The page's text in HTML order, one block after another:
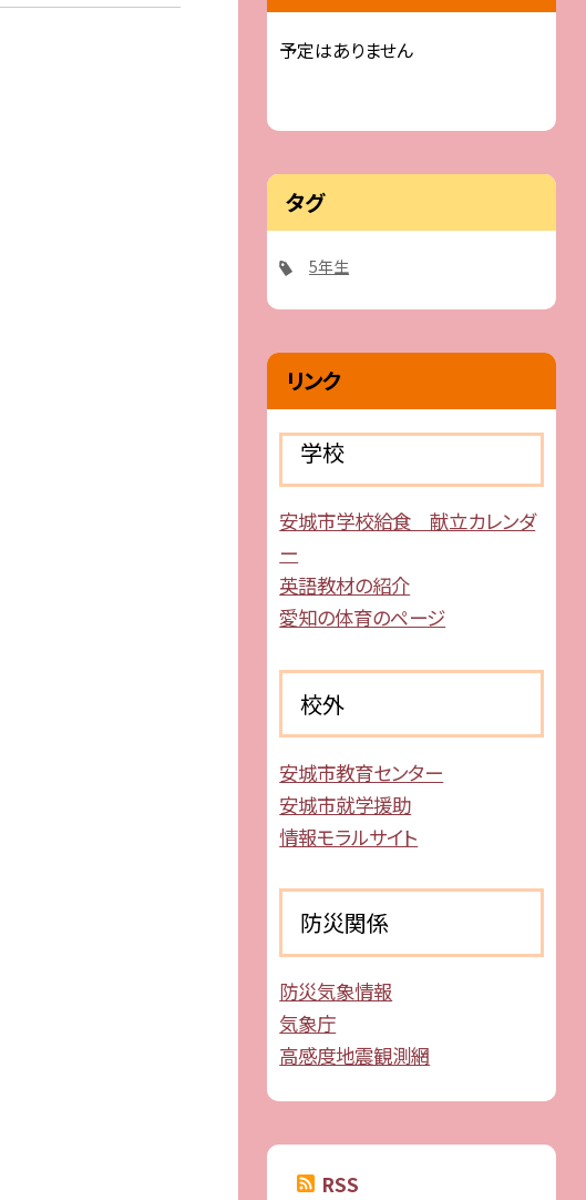
予定はありません
タグ
5年生
リンク
学校
安城市学校給食 献立カレンダ
ー
英語教材の紹介
愛知の体育のページ
校外
安城市教育センター
安城市就学援助
情報モラルサイト
防災関係
防災気象情報
気象庁
高感度地震観測網
RSS